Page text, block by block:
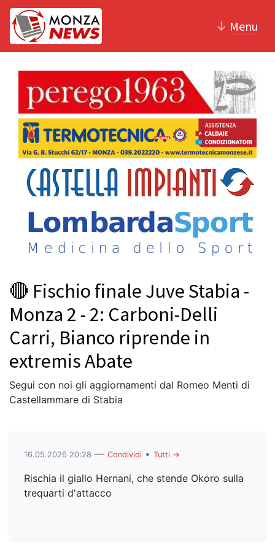
↓ Menu
🔴 Fischio finale Juve Stabia -
Monza 2 - 2: Carboni-Delli
Carri, Bianco riprende in
extremis Abate
Segui con noi gli aggiornamenti dal Romeo Menti di
Castellammare di Stabia
16.05.2026 20:28 — Condividi • Tutti →
Rischia il giallo Hernani, che stende Okoro sulla
trequarti d'attacco